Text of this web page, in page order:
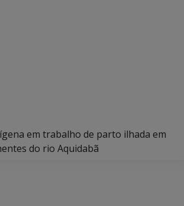
em trabalho de parto ilhada em
do rio Aquidabã